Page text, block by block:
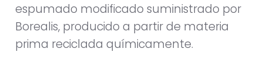
espumado modificado suministrado por
Borealis, producido a partir de materia
prima reciclada químicamente.